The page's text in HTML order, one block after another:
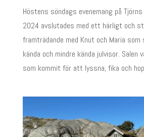
Höstens söndags evenemang på
2024 avslutades med ett härligt och
framträdande med Knut och Maria som
kända och mindre kända julvisor. Salen
som kommit för att lyssna, fika och